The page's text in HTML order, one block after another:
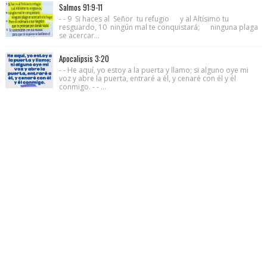
Salmos 91:9-11
- - 9 Si haces al Señor tu refugio y al Altísimo tu
resguardo, 10 ningún mal te conquistará; ninguna plaga
se acercar...
Apocalipsis 3:20
- - He aquí, yo estoy a la puerta y llamo; si alguno oye mi
voz y abre la puerta, entraré a él, y cenaré con él y él
conmigo. - - ...